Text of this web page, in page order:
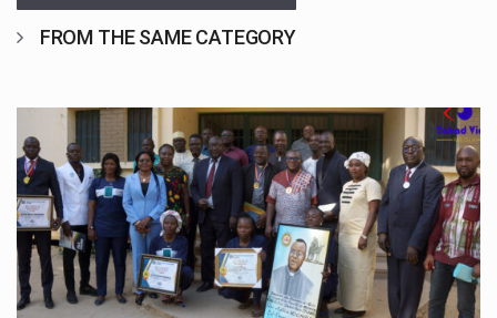
FROM THE SAME CATEGORY